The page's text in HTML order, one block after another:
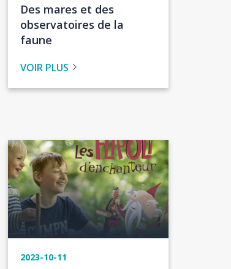
Titre
de
l'actualité
Des mares et des
observatoires de la
faune
VOIR PLUS
Image
2023-10-11